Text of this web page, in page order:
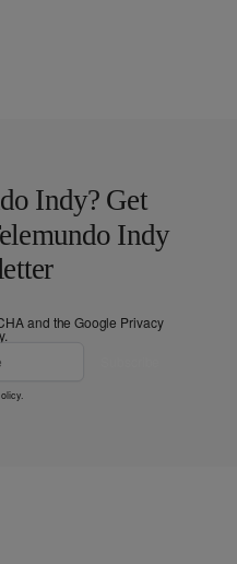
Indy? Get
Indy
and the Google Privacy
.